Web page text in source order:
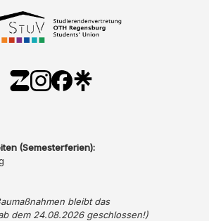
(Semesterferien):
bleibt das
dem 24.08.2026 geschlossen!)